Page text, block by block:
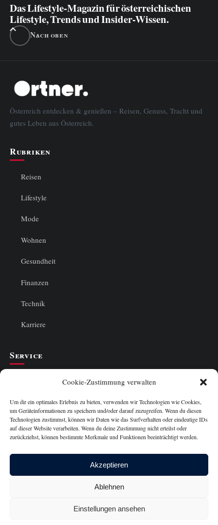
Cookie-Zustimmung verwalten
Um dir ein optimales Erlebnis zu bieten, verwenden wir Technologien wie Cookies,
um Geräteinformationen zu speichern und/oder darauf zuzugreifen. Wenn du diesen
Technologien zustimmst, können wir Daten wie das Surfverhalten oder eindeutige IDs
auf dieser Website verarbeiten. Wenn du deine Zustimmung nicht erteilst oder
zurückziehst, können bestimmte Merkmale und Funktionen beeinträchtigt werden.
Akzeptieren
Ablehnen
Einstellungen ansehen
Das Lifestyle-Magazin für österreichischen
Lifestyle, Trends und Insider-Wissen.
Nach oben
Österreich entdecken & genießen – Reisen, Genuss, Tracht und
gutes Leben aus Österreich.
Rubriken
Reisen
Lifestyle
Mode
Wohnen
Gesundheit
Finanzen
Technik
Karriere
Service
Cookie-Richtlinie
Datenschutzerklärung
Haftungsausschluss